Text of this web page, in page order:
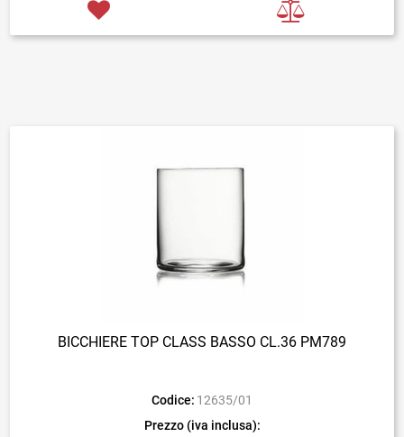
BICCHIERE TOP CLASS BASSO CL.36 PM789
Codice: 12635/01
Prezzo (iva inclusa):